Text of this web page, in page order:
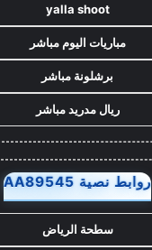
yalla shoot
مباريات اليوم مباشر
برشلونة مباشر
ريال مدريد مباشر
روابط نصية AA89545
سطحة الرياض